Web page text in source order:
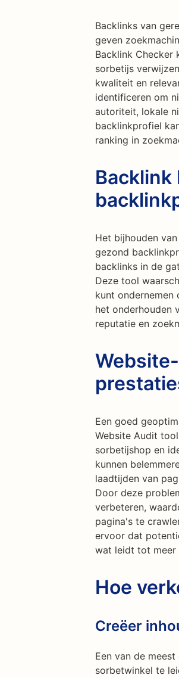
Backlinks van
geven
Backlink Checker
sorbetijs
kwaliteit en
identificeren om
autoriteit, lokale
backlinkprofiel
ranking in
Backlink
Het bijhouden
gezond
backlinks in de
Deze tool
kunt ondernemen
het onderhouden
reputatie en
Een goed
Website Audit
sorbetijshop en
kunnen
laadtijden van
Door deze
verbeteren,
pagina's te
ervoor dat
wat leidt tot meer
Hoe
Creëer
Een van de
sorbetwinkel te